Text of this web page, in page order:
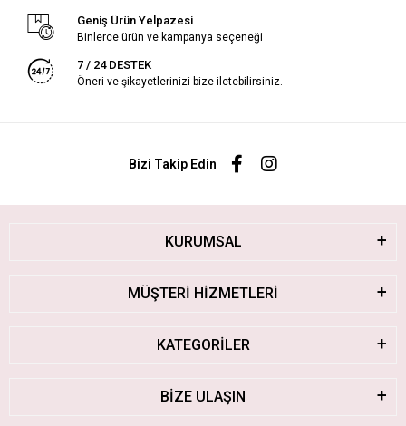
Geniş Ürün Yelpazesi
Binlerce ürün ve kampanya seçeneği
7 / 24 DESTEK
Öneri ve şikayetlerinizi bize iletebilirsiniz.
Bizi Takip Edin
KURUMSAL
MÜŞTERİ HİZMETLERİ
KATEGORİLER
BİZE ULAŞIN